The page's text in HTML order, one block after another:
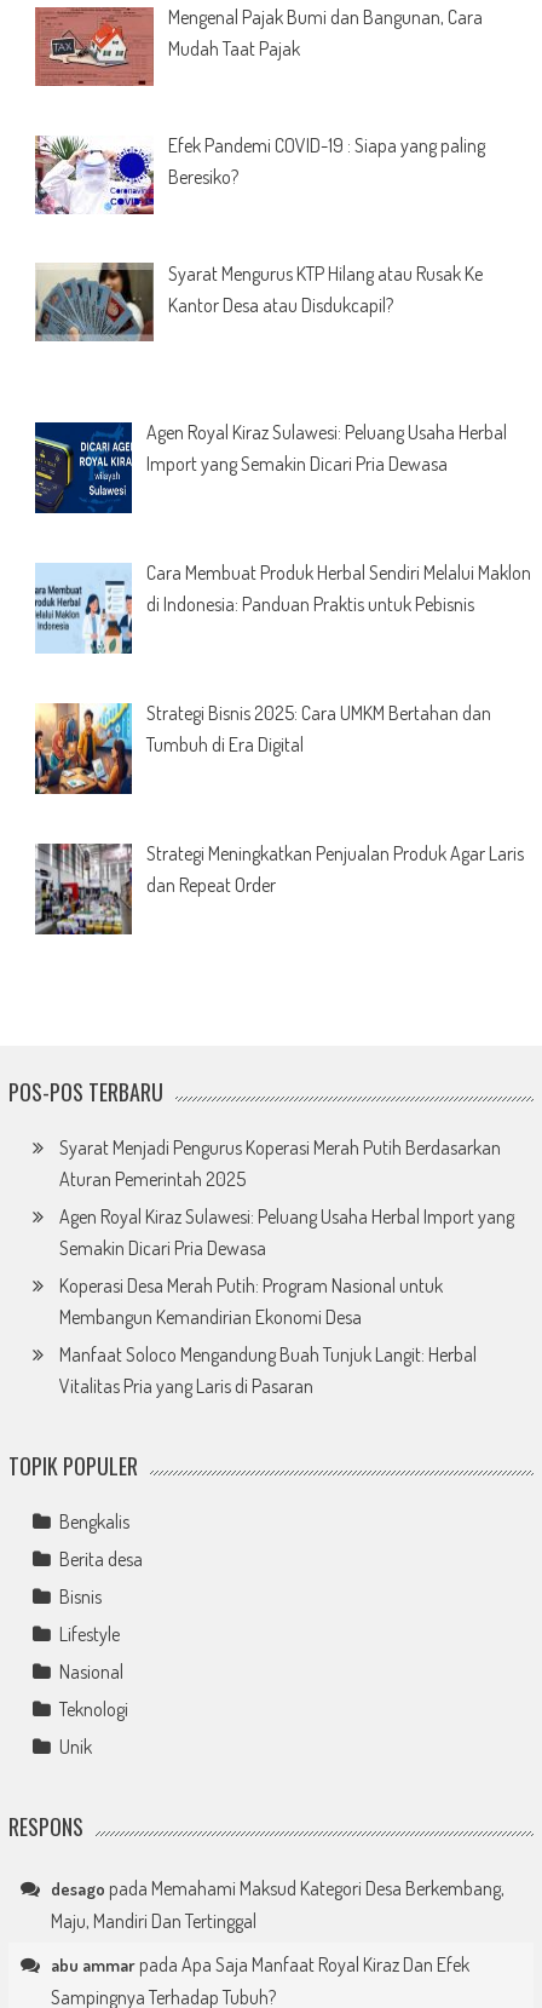
Mengenal Pajak Bumi dan Bangunan, Cara
Mudah Taat Pajak
Efek Pandemi COVID-19 : Siapa yang paling
Beresiko?
Syarat Mengurus KTP Hilang atau Rusak Ke
Kantor Desa atau Disdukcapil?
Agen Royal Kiraz Sulawesi: Peluang Usaha Herbal
Import yang Semakin Dicari Pria Dewasa
Cara Membuat Produk Herbal Sendiri Melalui Maklon
di Indonesia: Panduan Praktis untuk Pebisnis
Strategi Bisnis 2025: Cara UMKM Bertahan dan
Tumbuh di Era Digital
Strategi Meningkatkan Penjualan Produk Agar Laris
dan Repeat Order
POS-POS TERBARU
Syarat Menjadi Pengurus Koperasi Merah Putih Berdasarkan
Aturan Pemerintah 2025
Agen Royal Kiraz Sulawesi: Peluang Usaha Herbal Import yang
Semakin Dicari Pria Dewasa
Koperasi Desa Merah Putih: Program Nasional untuk
Membangun Kemandirian Ekonomi Desa
Manfaat Soloco Mengandung Buah Tunjuk Langit: Herbal
Vitalitas Pria yang Laris di Pasaran
TOPIK POPULER
Bengkalis
Berita desa
Bisnis
Lifestyle
Nasional
Teknologi
Unik
RESPONS
desago pada Memahami Maksud Kategori Desa Berkembang,
Maju, Mandiri Dan Tertinggal
abu ammarpada Apa Saja Manfaat Royal Kiraz Dan Efek
Sampingnya Terhadap Tubuh?